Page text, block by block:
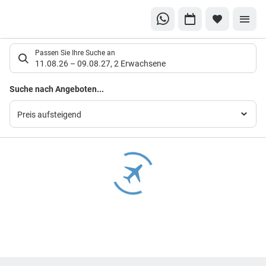
Suchlistenseite
Passen Sie Ihre Suche an
11.08.26 – 09.08.27, 2 Erwachsene
Suche nach Angeboten...
Preis aufsteigend